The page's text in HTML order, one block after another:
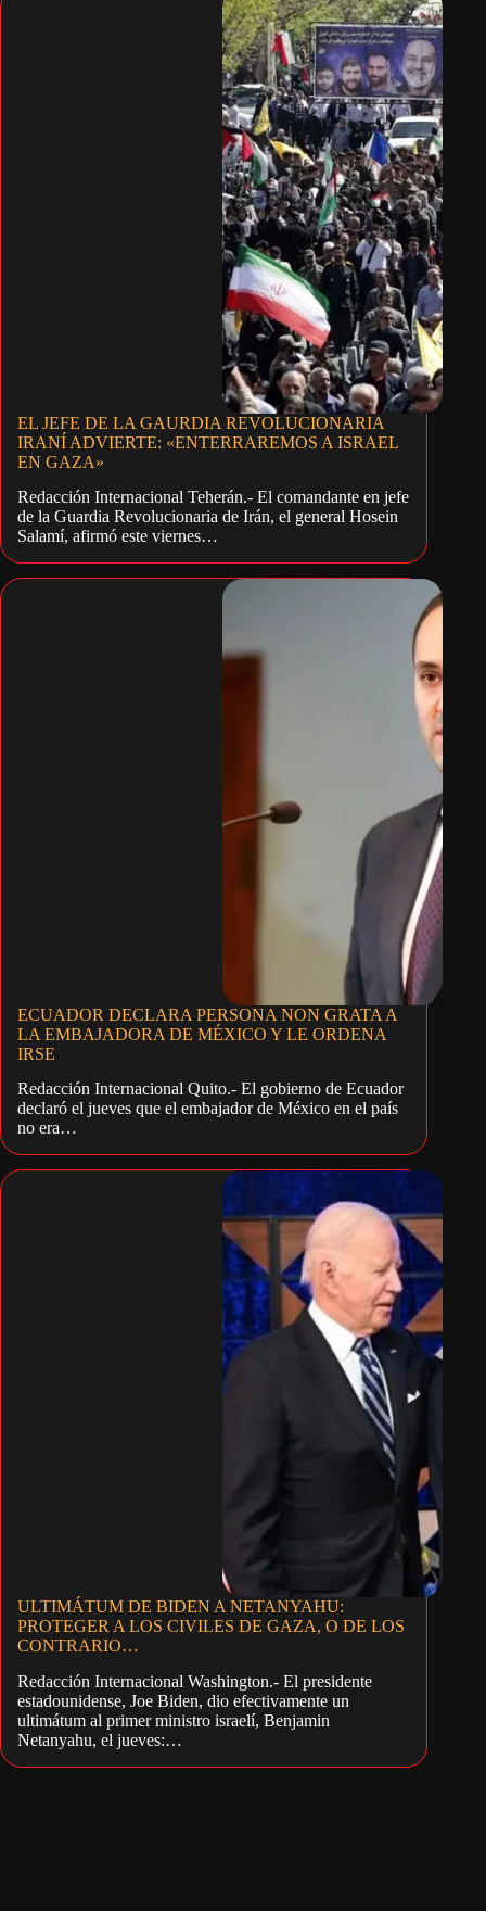
EL JEFE DE LA GAURDIA REVOLUCIONARIA
IRANÍ ADVIERTE: «ENTERRAREMOS A ISRAEL
EN GAZA»
Redacción Internacional Teherán.- El comandante en jefe
de la Guardia Revolucionaria de Irán, el general Hosein
Salamí, afirmó este viernes…
ECUADOR DECLARA PERSONA NON GRATA A
LA EMBAJADORA DE MÉXICO Y LE ORDENA
IRSE
Redacción Internacional Quito.- El gobierno de Ecuador
declaró el jueves que el embajador de México en el país
no era…
ULTIMÁTUM DE BIDEN A NETANYAHU:
PROTEGER A LOS CIVILES DE GAZA, O DE LOS
CONTRARIO…
Redacción Internacional Washington.- El presidente
estadounidense, Joe Biden, dio efectivamente un
ultimátum al primer ministro israelí, Benjamin
Netanyahu, el jueves:…